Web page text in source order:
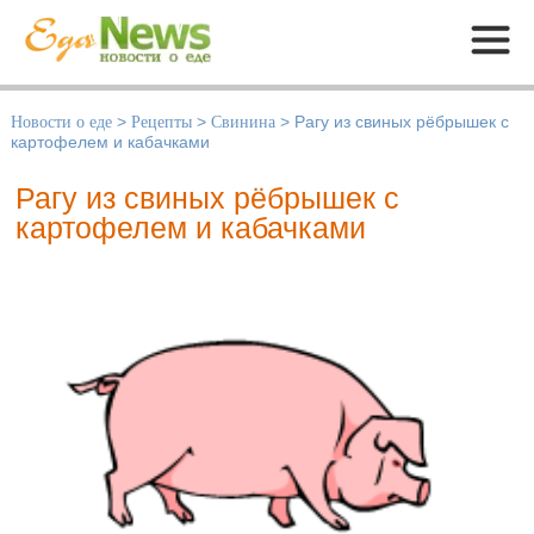
Меню
Новости о еде > Рецепты > Свинина > Рагу из свиных рёбрышек с
картофелем и кабачками
Рагу из свиных рёбрышек с
картофелем и кабачками